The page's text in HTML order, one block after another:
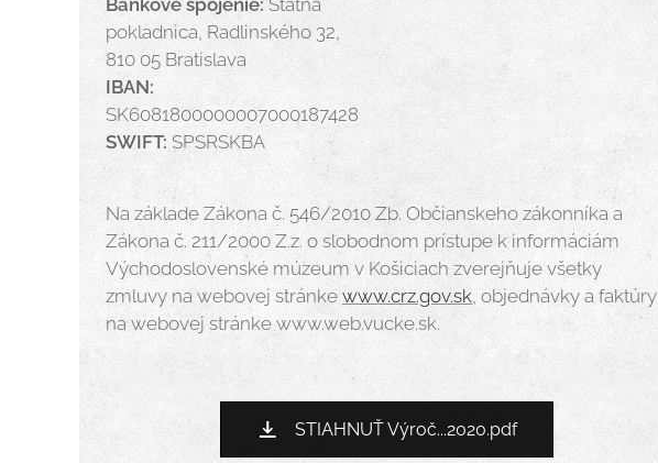
Bankové spojenie: Štátna
pokladnica, Radlinského 32,
810 05 Bratislava
IBAN:
SK6081800000007000187428
SWIFT: SPSRSKBA
Na základe Zákona č. 546/2010 Zb. Občianskeho zákonníka a
Zákona č. 211/2000 Z.z. o slobodnom prístupe k informáciám
Východoslovenské múzeum v Košiciach zverejňuje všetky
zmluvy na webovej stránke www.crz.gov.sk, objednávky a faktúry
na webovej stránke www.web.vucke.sk.
STIAHNUŤ Výroč...2020.pdf